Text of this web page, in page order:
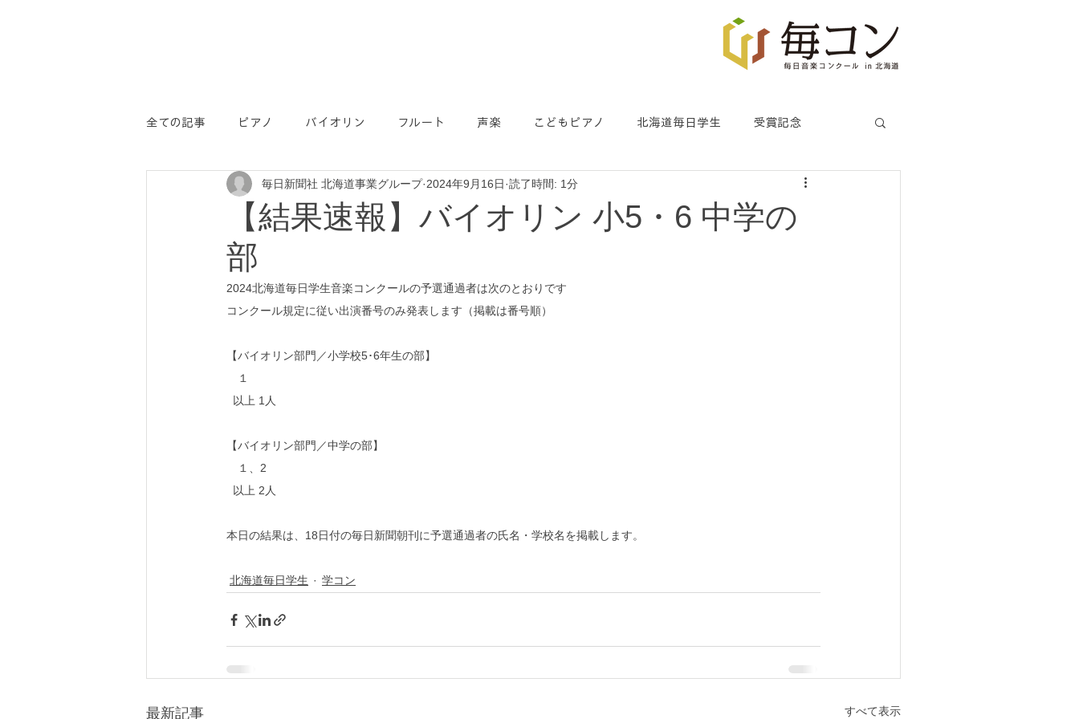
全ての記事 ピアノ バイオリン フルート 声楽 こどもピアノ 北海道毎日学生 受賞記念
PR
【結果速報】バイオリン 小5・6 中学の
部
毎日新聞社 北海道事業グループ 2024年9月16日 読了時間: 1分
2024北海道毎日学生音楽コンクールの予選通過者は次のとおりです
コンクール規定に従い出演番号のみ発表します（掲載は番号順）
【バイオリン部門／小学校5･6年生の部】
１
  以上 1人
【バイオリン部門／中学の部】
１、2
  以上 2人
本日の結果は、18日付の毎日新聞朝刊に予選通過者の氏名・学校名を掲載します。
北海道毎日学生 学コン
最新記事 すべて表示